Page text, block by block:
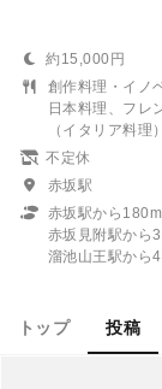
約15,000円
創作料理・イノ
日本料理、フレ
（イタリア料理
不定休
赤坂駅
赤坂駅から180m
赤坂見附駅から
溜池山王駅から
トップ 投稿